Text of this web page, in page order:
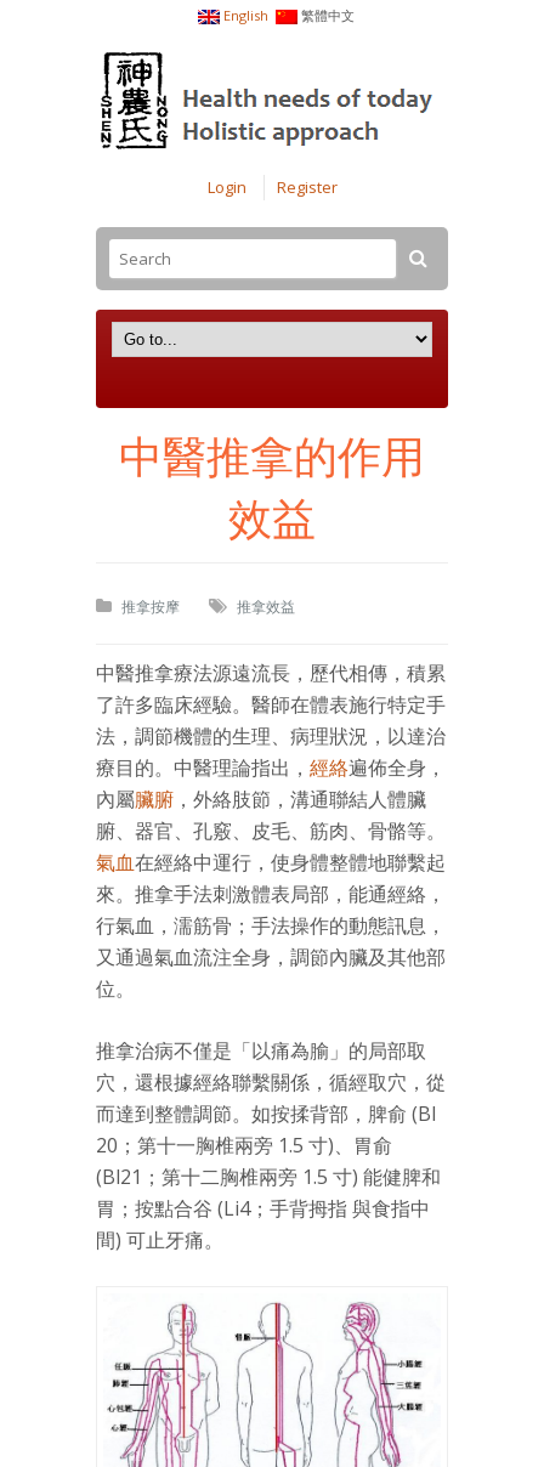
English 繁體中文
Login Register
中醫推拿的作用
效益
推拿按摩 推拿效益
中醫推拿療法源遠流長，歷代相傳，積累
了許多臨床經驗。醫師在體表施行特定手
法，調節機體的生理、病理狀況，以達治
療目的。中醫理論指出， 經絡遍佈全身，
內屬臟腑 ，外絡肢節，溝通聯結人體臟
腑、器官、孔竅、皮毛、筋肉、骨骼等。
氣血在經絡中運行，使身體整體地聯繫起
來。推拿手法刺激體表局部，能通經絡，
行氣血，濡筋骨；手法操作的動態訊息，
又通過氣血流注全身，調節內臟及其他部
位。
推拿治病不僅是「以痛為腧」的局部取
穴，還根據經絡聯繫關係，循經取穴，從
而達到整體調節。如按揉背部，脾俞 (Bl
20；第十一胸椎兩旁 1.5 寸)、胃俞
(Bl21；第十二胸椎兩旁 1.5 寸) 能健脾和
胃；按點合谷 (Li4；手背拇指 與食指中
間) 可止牙痛。